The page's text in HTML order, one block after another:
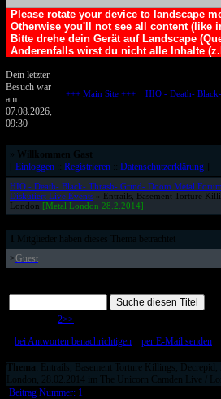
Please rotate your device to landscape
Otherwise you'll not see all content (like
Bitte drehe dein Gerät auf Landscape
Anderenfalls wirst du nicht alle Inhalte
Dein letzter
Besuch war
am:
07.08.2026,
09:30
+++ Main Site +++:: HIO - Death-
» Willkommen Gast
Einloggen:: Registrieren:: Datenschutzerklärung]
HIO - Death- Black- Thrash- Grind- Doom Metal Forum
Diskutiert Live Events» Entrails, Basement Torture
London [Metal London 28.2.2014]
Mitglieder haben dieses Thema betrachtet
>Guest
2>>
bei Antworten benachrichtigen:: per E-Mail senden::
Thema : Entrails, Basement Torture Killings,
London, 28.02.2014 im The Unicorn Camden Live /
Beitrag Nummer: 1